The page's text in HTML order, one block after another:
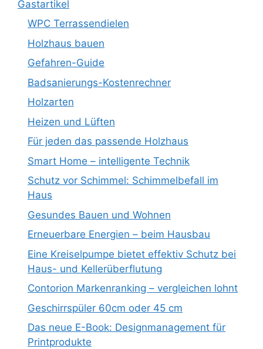
Gastartikel
WPC Terrassendielen
Holzhaus bauen
Gefahren-Guide
Badsanierungs-Kostenrechner
Holzarten
Heizen und Lüften
Für jeden das passende Holzhaus
Smart Home – intelligente Technik
Schutz vor Schimmel: Schimmelbefall im
Haus
Gesundes Bauen und Wohnen
Erneuerbare Energien – beim Hausbau
Eine Kreiselpumpe bietet effektiv Schutz bei
Haus- und Kellerüberflutung
Contorion Markenranking – vergleichen lohnt
Geschirrspüler 60cm oder 45 cm
Das neue E-Book: Designmanagement für
Printprodukte